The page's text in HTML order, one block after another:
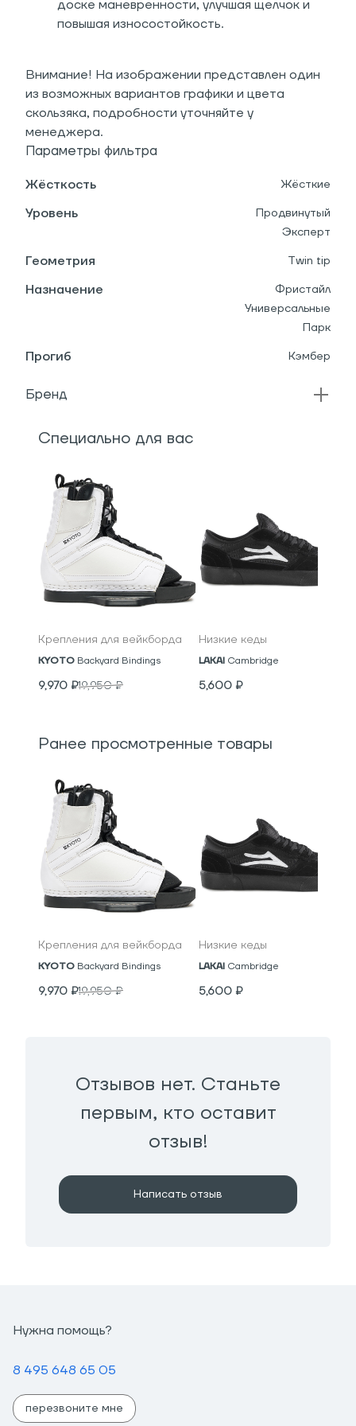
доске маневренности, улучшая щелчок и
повышая износостойкость.
Внимание! На изображении представлен один
из возможных вариантов графики и цвета
скользяка, подробности уточняйте у
менеджера.
Параметры фильтра
Жёсткость Жёсткие
Уровень
Продвинутый
Эксперт
Геометрия Twin tip
Назначение
Фристайл
Универсальные
Парк
Прогиб Кэмбер
Бренд
Специально для вас
Крепления для вейкборда
KYOTO Backyard Bindings
9,970 ₽19,950₽
Низкие кеды
LAKAI Cambridge
5,600 ₽
Ранее просмотренные товары
Крепления для вейкборда
KYOTO Backyard Bindings
9,970 ₽19,950₽
Низкие кеды
LAKAI Cambridge
5,600 ₽
Отзывов нет. Станьте
первым, кто оставит
отзыв!
Написать отзыв
Нужна помощь?
8 495 648 65 05
перезвоните мне